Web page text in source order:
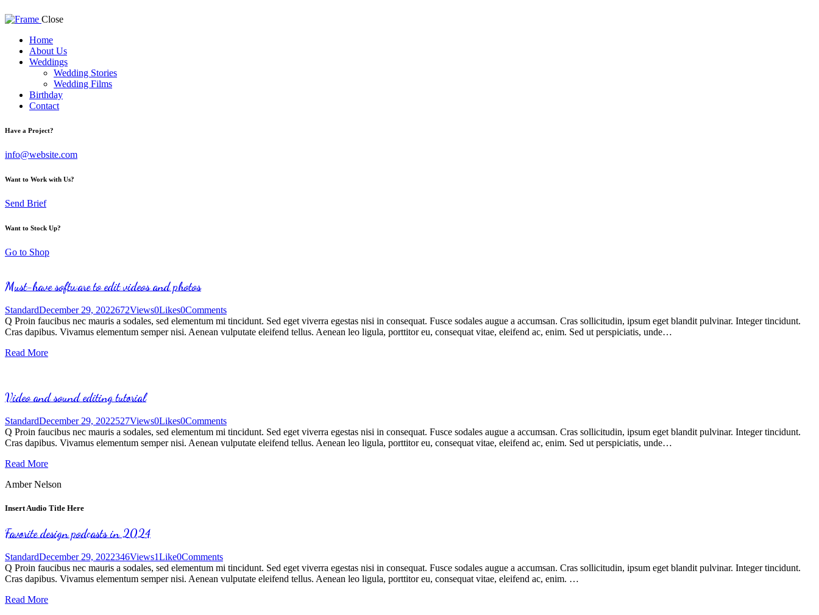
Close
Home
About Us
Weddings
Wedding Stories
Wedding Films
Birthday
Contact
Have a Project?
info@website.com
Want to Work with Us?
Send Brief
Want to Stock Up?
Go to Shop
Must-have software to edit videos and photos
StandardDecember 29, 2022672Views0Likes0Comments
Q Proin faucibus nec mauris a sodales, sed elementum mi tincidunt. Sed eget viverra egestas nisi in consequat. Fusce sodales augue a accumsan. Cras sollicitudin, ipsum eget blandit pulvinar. Integer tincidunt.
Cras dapibus. Vivamus elementum semper nisi. Aenean vulputate eleifend tellus. Aenean leo ligula, porttitor eu, consequat vitae, eleifend ac, enim. Sed ut perspiciatis, unde…
Read More
Video and sound editing tutorial
StandardDecember 29, 2022527Views0Likes0Comments
Q Proin faucibus nec mauris a sodales, sed elementum mi tincidunt. Sed eget viverra egestas nisi in consequat. Fusce sodales augue a accumsan. Cras sollicitudin, ipsum eget blandit pulvinar. Integer tincidunt.
Cras dapibus. Vivamus elementum semper nisi. Aenean vulputate eleifend tellus. Aenean leo ligula, porttitor eu, consequat vitae, eleifend ac, enim. Sed ut perspiciatis, unde…
Read More
Amber Nelson
Insert Audio Title Here
Favorite design podcasts in 2024
StandardDecember 29, 2022346Views1Like0Comments
Q Proin faucibus nec mauris a sodales, sed elementum mi tincidunt. Sed eget viverra egestas nisi in consequat. Fusce sodales augue a accumsan. Cras sollicitudin, ipsum eget blandit pulvinar. Integer tincidunt.
Cras dapibus. Vivamus elementum semper nisi. Aenean vulputate eleifend tellus. Aenean leo ligula, porttitor eu, consequat vitae, eleifend ac, enim. …
Read More